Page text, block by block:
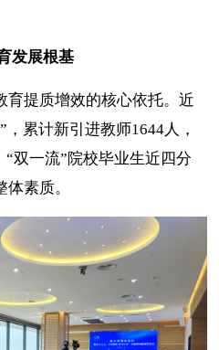
发展根基
育提质增效的核心依托。近
，累计新引进教师1644人，
双一流”院校毕业生近四分
素质。